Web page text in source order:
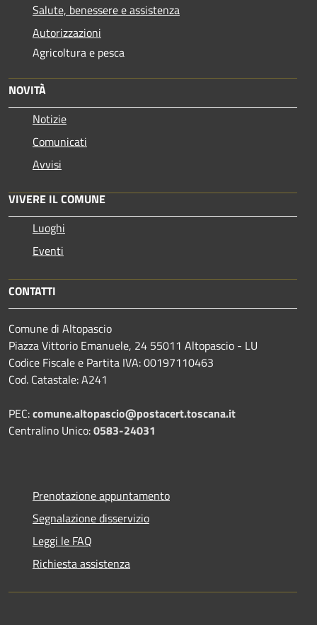
Salute, benessere e assistenza
Autorizzazioni
Agricoltura e pesca
NOVITÀ
Notizie
Comunicati
Avvisi
VIVERE IL COMUNE
Luoghi
Eventi
CONTATTI
Comune di Altopascio
Piazza Vittorio Emanuele, 24 55011 Altopascio - LU
Codice Fiscale e Partita IVA: 00197110463
Cod. Catastale: A241
PEC:comune.altopascio@postacert.toscana.it
Centralino Unico:0583-24031
Prenotazione appuntamento
Segnalazione disservizio
Leggi le FAQ
Richiesta assistenza